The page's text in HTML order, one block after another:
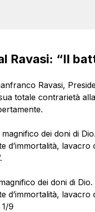
Ravasi: “II
Ravasi,
totale contrarietà
dei doni di
d’immortalità,
dei doni di
d’immortalità,
9